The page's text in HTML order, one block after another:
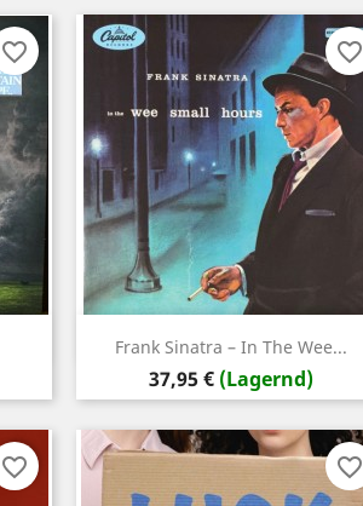
favorite_border
Frank Sinatra – In The Wee...
Preis
37,95 € (Lagernd)
Vorschau
favorite_border
favorite_border favorite_border